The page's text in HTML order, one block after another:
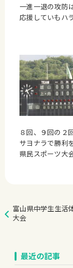
一進一退の攻防
応援していもハ
８回、９回の２
サヨナラで勝利
県民スポーツ大
富山県中学生生活
大会
最近の記事